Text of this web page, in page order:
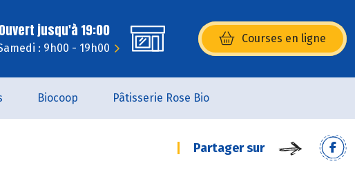
Ouvert jusqu'à 19:00
: 9h00 - 19h00
Courses en ligne
(s’ouvre dans une nouvelle
Biocoop Pâtisserie Rose Bio
Partager sur